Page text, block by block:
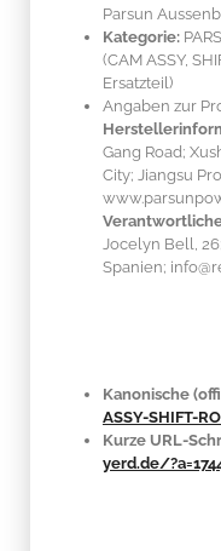
Parsun
Kategorie:
(CAM ASSY,
Ersatzteil)
Angaben zur
Gang Road;
City; Jiangsu
Jocelyn Bell,
Spanien;
Kanonische
ASSY-SHIFT-
Kurze URL-
yerd.de/